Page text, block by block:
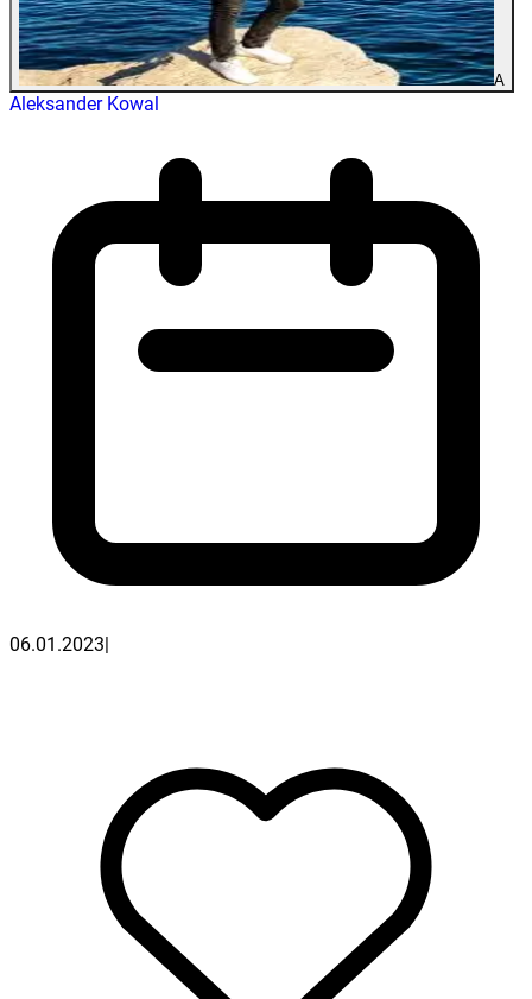
A
Aleksander Kowal
06.01.2023|